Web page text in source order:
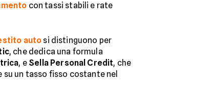
con tassi stabili e rate
auto si distinguono per
, che dedica una formula
, e Sella Personal Credit, che
un tasso fisso costante nel